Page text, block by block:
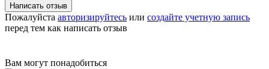
Написать отзыв
Пожалуйста авторизируйтесь или создайте учетную запись
перед тем как написать отзыв
Вам могут понадобиться